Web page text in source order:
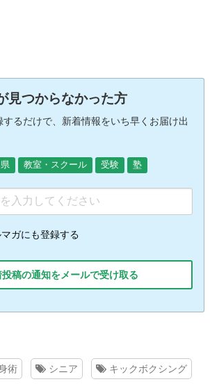
見つからなかった方
するだけで、新着情報をいち早くお届け出
教室・スクール 受験 塾
ガにも登録する
稿の通知をメールで受け取る
術 シニア キックボクシング